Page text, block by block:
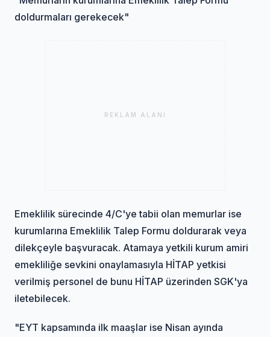
doldurmaları gerekecek"
REKLAM ALANI
Emeklilik sürecinde 4/C'ye tabii olan memurlar ise
kurumlarına Emeklilik Talep Formu doldurarak veya
dilekçeyle başvuracak. Atamaya yetkili kurum amiri
emekliliğe sevkini onaylamasıyla HİTAP yetkisi
verilmiş personel de bunu HİTAP üzerinden SGK'ya
iletebilecek.
"EYT kapsamında ilk maaşlar ise Nisan ayında